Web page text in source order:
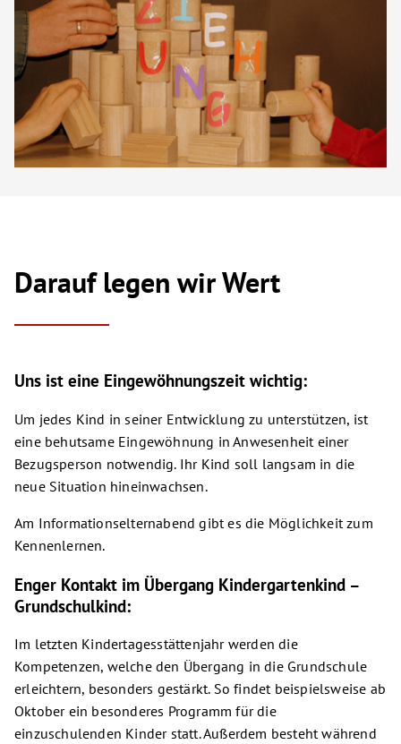
Darauf legen wir Wert
Uns ist eine Eingewöhnungszeit wichtig:
Um jedes Kind in seiner Entwicklung zu unterstützen, ist
eine behutsame Eingewöhnung in Anwesenheit einer
Bezugsperson notwendig. Ihr Kind soll langsam in die
neue Situation hineinwachsen.
Am Informationselternabend gibt es die Möglichkeit zum
Kennenlernen.
Enger Kontakt im Übergang Kindergartenkind –
Grundschulkind:
Im letzten Kindertagesstättenjahr werden die
Kompetenzen, welche den Übergang in die Grundschule
erleichtern, besonders gestärkt. So findet beispielsweise ab
Oktober ein besonderes Programm für die
einzuschulenden Kinder statt. Außerdem besteht während